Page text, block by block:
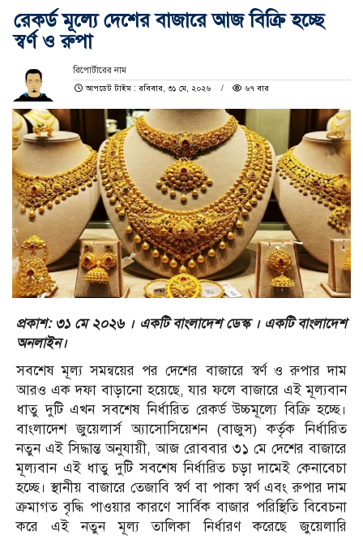
রেকর্ড মূল্যে দেশের বাজারে আজ বিক্রি হচ্ছে
স্বর্ণ ও রুপা
রিপোর্টারের নাম
আপডেট টাইম : রবিবার, ৩১ মে, ২০২৬
৬৭ বার
প্রকাশ: ৩১ মে ২০২৬ । একটি বাংলাদেশ ডেস্ক । একটি বাংলাদেশ
অনলাইন।
সবশেষ মূল্য সমন্বয়ের পর দেশের বাজারে স্বর্ণ ও রুপার দাম
আরও এক দফা বাড়ানো হয়েছে, যার ফলে বাজারে এই মূল্যবান
ধাতু দুটি এখন সবশেষ নির্ধারিত রেকর্ড উচ্চমূল্যে বিক্রি হচ্ছে।
বাংলাদেশ জুয়েলার্স অ্যাসোসিয়েশন (বাজুস) কর্তৃক নির্ধারিত
নতুন এই সিদ্ধান্ত অনুযায়ী, আজ রোববার ৩১ মে দেশের বাজারে
মূল্যবান এই ধাতু দুটি সবশেষ নির্ধারিত চড়া দামেই কেনাবেচা
হচ্ছে। স্থানীয় বাজারে তেজাবি স্বর্ণ বা পাকা স্বর্ণ এবং রুপার দাম
ক্রমাগত বৃদ্ধি পাওয়ার কারণে সার্বিক বাজার পরিস্থিতি বিবেচনা
করে এই নতুন মূল্য তালিকা নির্ধারণ করেছে জুয়েলারি